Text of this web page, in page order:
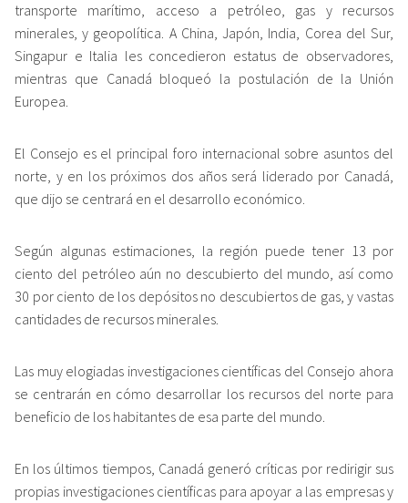
transporte marítimo, acceso a petróleo, gas y recursos
minerales, y geopolítica. A China, Japón, India, Corea del Sur,
Singapur e Italia les concedieron estatus de observadores,
mientras que Canadá bloqueó la postulación de la Unión
Europea.
El Consejo es el principal foro internacional sobre asuntos del
norte, y en los próximos dos años será liderado por Canadá,
que dijo se centrará en el desarrollo económico.
Según algunas estimaciones, la región puede tener 13 por
ciento del petróleo aún no descubierto del mundo, así como
30 por ciento de los depósitos no descubiertos de gas, y vastas
cantidades de recursos minerales.
Las muy elogiadas investigaciones científicas del Consejo ahora
se centrarán en cómo desarrollar los recursos del norte para
beneficio de los habitantes de esa parte del mundo.
En los últimos tiempos, Canadá generó críticas por redirigir sus
propias investigaciones científicas para apoyar a las empresas y